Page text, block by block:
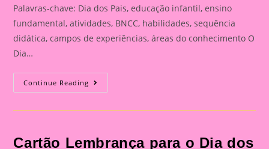
Palavras-chave: Dia dos Pais, educação infantil, ensino
fundamental, atividades, BNCC, habilidades, sequência
didática, campos de experiências, áreas do conhecimento O
Dia…
Continue Reading Cartão
Lembrança
O
|
Cartão Lembrança para o Dia dos